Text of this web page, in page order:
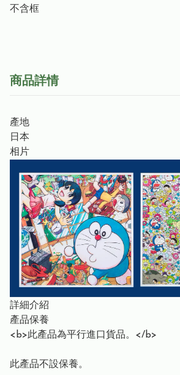
不含框
商品詳情
產地
日本
相片
詳細介紹
產品保養
<b>此產品為平行進口貨品。</b>
此產品不設保養。